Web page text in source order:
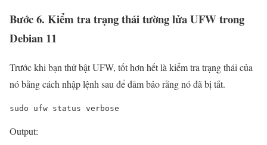
Bước 6. Kiểm tra trạng thái tường lửa UFW trong
Debian 11
Trước khi bạn thử bật UFW, tốt hơn hết là kiểm tra trạng thái của
nó bằng cách nhập lệnh sau để đảm bảo rằng nó đã bị tắt.
sudo ufw status verbose
Output: